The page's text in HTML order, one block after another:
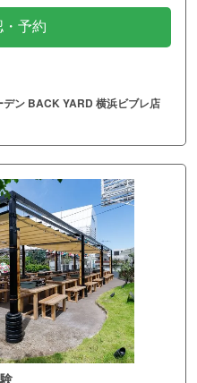
・予約
ン BACK YARD 横浜ビブレ店